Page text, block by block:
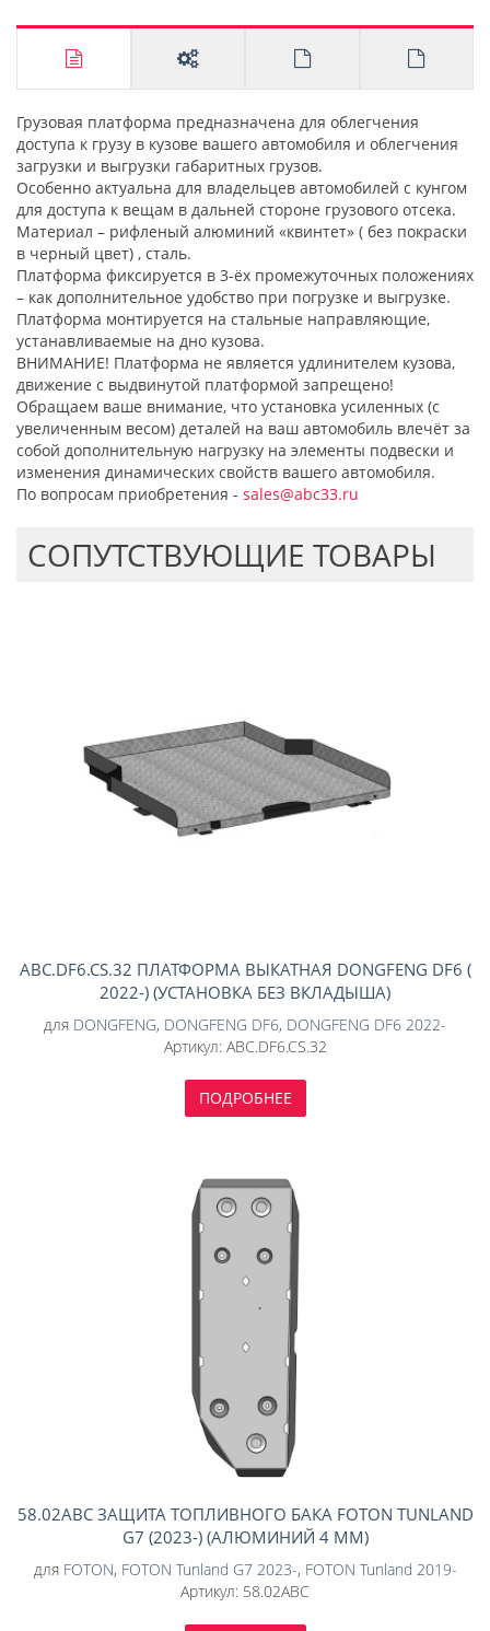
Грузовая платформа предназначена для облегчения
доступа к грузу в кузове вашего автомобиля и облегчения
загрузки и выгрузки габаритных грузов.
Особенно актуальна для владельцев автомобилей с кунгом
для доступа к вещам в дальней стороне грузового отсека.
Материал – рифленый алюминий «квинтет» ( без покраски
в черный цвет) , сталь.
Платформа фиксируется в 3-ёх промежуточных положениях
– как дополнительное удобство при погрузке и выгрузке.
Платформа монтируется на стальные направляющие,
устанавливаемые на дно кузова.
ВНИМАНИЕ! Платформа не является удлинителем кузова,
движение с выдвинутой платформой запрещено!
Обращаем ваше внимание, что установка усиленных (с
увеличенным весом) деталей на ваш автомобиль влечёт за
собой дополнительную нагрузку на элементы подвески и
изменения динамических свойств вашего автомобиля.
По вопросам приобретения - sales@abc33.ru
CОПУТСТВУЮЩИЕ ТОВАРЫ
ABC.DF6.CS.32 ПЛАТФОРМА ВЫКАТНАЯ DONGFENG DF6 (
2022-) (УСТАНОВКА БЕЗ ВКЛАДЫША)
для DONGFENG, DONGFENG DF6, DONGFENG DF6 2022-
Артикул: ABC.DF6.CS.32
ПОДРОБНЕЕ
58.02ABC ЗАЩИТА ТОПЛИВНОГО БАКА FOTON TUNLAND
G7 (2023-) (АЛЮМИНИЙ 4 ММ)
для FOTON, FOTON Tunland G7 2023-, FOTON Tunland 2019-
Артикул: 58.02ABC